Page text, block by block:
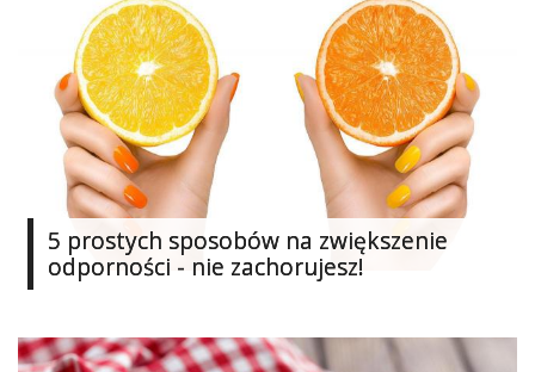
Moda
Zakupy
Kultura
Porady
ekspertów
Blogerek
5 prostych sposobów na zwiększenie
odporności - nie zachorujesz!